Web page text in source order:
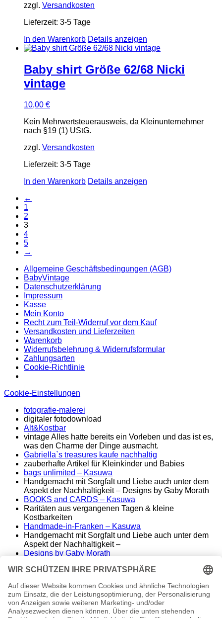
zzgl. Versandkosten
Lieferzeit: 3-5 Tage
In den Warenkorb Details anzeigen
Baby shirt Größe 62/68 Nicki
vintage
10,00 €
Kein Mehrwertsteuerausweis, da Kleinunternehmer
nach §19 (1) UStG.
zzgl. Versandkosten
Lieferzeit: 3-5 Tage
In den Warenkorb Details anzeigen
←
1
2
3
4
5
→
Allgemeine Geschäftsbedingungen (AGB)
BabyVintage
Datenschutzerklärung
Impressum
Kasse
Mein Konto
Recht zum Teil-Widerruf vor dem Kauf
Versandkosten und Lieferzeiten
Warenkorb
Widerrufsbelehrung & Widerrufsformular
Zahlungsarten
Cookie-Richtlinie
Cookie-Einstellungen
fotografie-malerei
digitaler fotodownload
Alt&Kostbar
vintage Alles hatte bereits ein Vorleben und das ist es,
was den Charme der Dinge ausmacht.
Gabriella`s treasures kaufe nachhaltig
zauberhafte Artikel für Kleinkinder und Babies
bags unlimited – Kasuwa
Handgemacht mit Sorgfalt und Liebe auch unter dem
Aspekt der Nachhaltigkeit – Designs by Gaby Morath
BOOKS and CARDS – Kasuwa
Raritäten aus vergangenen Tagen & kleine
Kostbarkeiten
Handmade-in-Franken – Kasuwa
Handgemacht mit Sorgfalt und Liebe auch unter dem
Aspekt der Nachhaltigkeit –
Designs by Gaby Morath
Fränkischen
Raritäten aus vergangenen Tagen – seltene
Einzelstücke
Famos. – finest music & entertainment
Wir spielen die Songs unserer Helden